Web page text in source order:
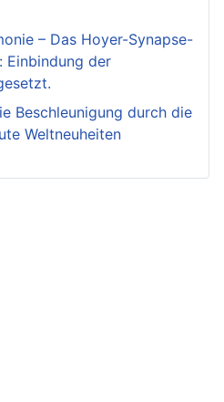
– Das Hoyer-Synapse-
Einbindung der
Beschleunigung durch die
Weltneuheiten